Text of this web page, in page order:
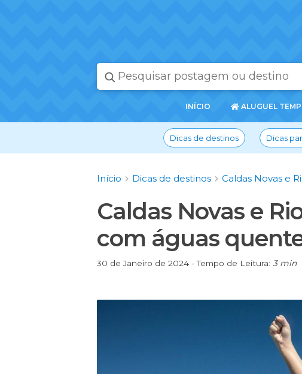
PÁGINA
INÍCIO ALUGUEL
Dicas de destinos Dicas
Início Dicas de destinos Caldas Novas e
Caldas Novas e
com águas
30 de Janeiro de 2024 - Tempo de Leitura: 3 min